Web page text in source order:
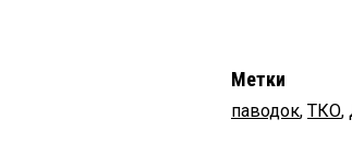
Метки
паводок, ТКО,